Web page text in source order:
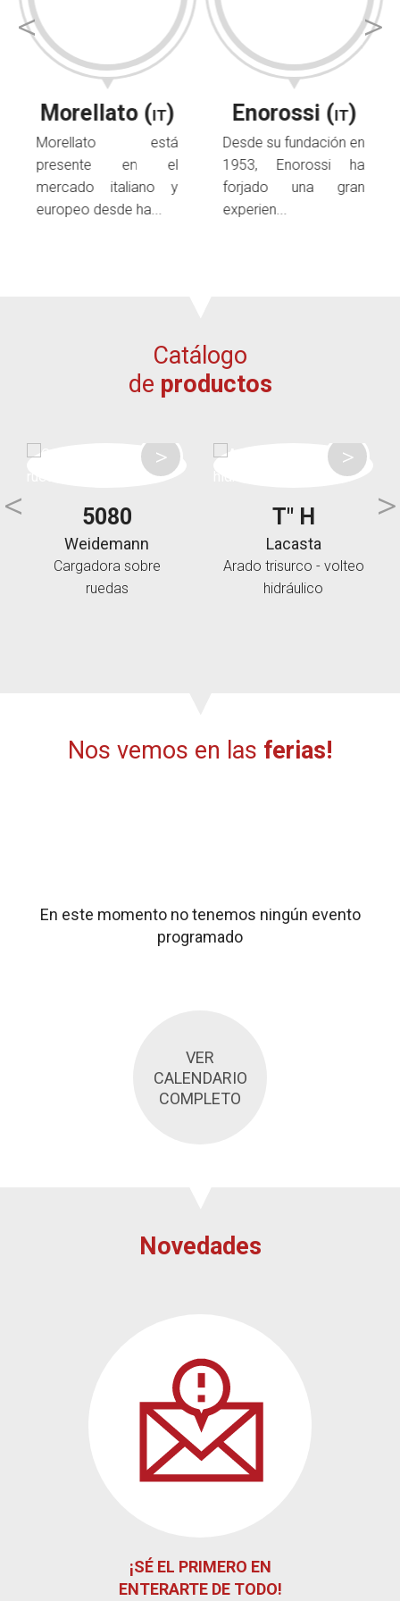
Manuales y
despieces
Garantías
Morellato (IT)
Morellato está
presente en el
mercado italiano y
europeo desde ha...
Enorossi (IT)
Desde su fundación en
1953, Enorossi ha
forjado una gran
experien...
Catálogo
de productos
5080
Weidemann
Cargadora sobre
ruedas
T" H
Lacasta
Arado trisurco - volteo
hidráulico
Nos vemos en las ferias!
En este momento no tenemos ningún evento
programado
VER
CALENDARIO
COMPLETO
Novedades
¡SÉ EL PRIMERO EN
ENTERARTE DE TODO!